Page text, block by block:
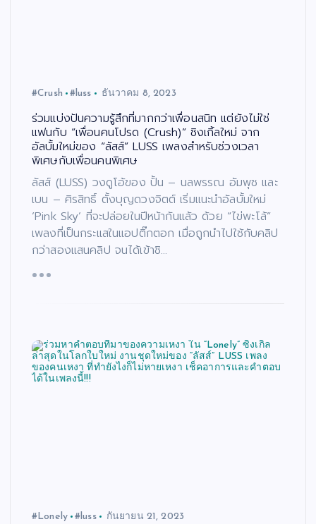
#Crush #luss ธันวาคม 8, 2023
ร่วมแบ่งปันความรู้สึกที่มากกว่าเพื่อนสนิท แต่ยังไม่ใช่
แฟนกับ “เพื่อนคนโปรด (Crush)” ซิงเกิ้ลใหม่ จาก
อัลบั้มใหม่ของ “ลัสส์” LUSS เพลงสำหรับช่วงเวลา
พิเศษกับเพื่อนคนพิเศษ
ลัสส์ (LUSS) วงดูโอ้ของ ปั้น – นลพรรณ อัมพุช และ
เบน – ศิรสิทธิ์ ตั้งบุญดวงจิตต์ เริ่มแนะนำอัลบั้มใหม่
‘Pink Sky’ ที่จะปล่อยในปีหน้ากันแล้ว ด้วย “ไข่พะโล้”
เพลงที่เป็นกระแสในแอปติ๊กตอก เมื่อถูกนำไปใช้กับคลิป
กว่าสองแสนคลิป จนได้เข้าชิ…
#Lonely #luss กันยายน 21, 2023